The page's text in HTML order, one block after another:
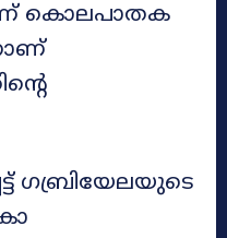
കൊലപാതക
ഗബ്രിയേലയുടെ